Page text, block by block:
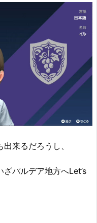
来るだろうし、
パルデア地方へLet’s